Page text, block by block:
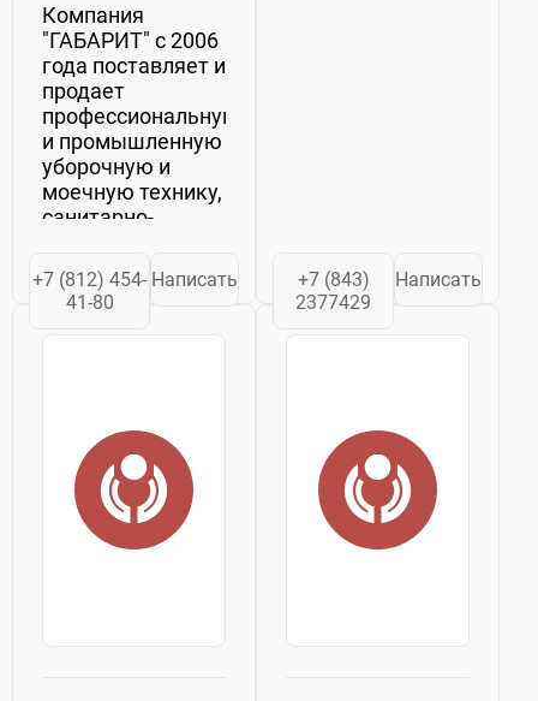
Компания
"ГАБАРИТ" с 2006
года поставляет и
продает
профессиональную
и промышленную
уборочную и
моечную технику,
санитарно-
продукцию,
грязезащитные и
противоскользящие
покрытия.
официальным
представителем...
+7 (812) 454-
41-80
Написать
+7 (843)
2377429
Написать